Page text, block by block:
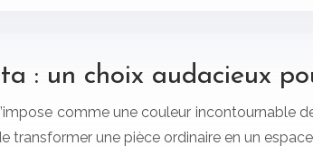
: un choix audacieux
comme une couleur incontournable
une pièce ordinaire en un